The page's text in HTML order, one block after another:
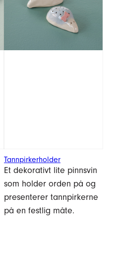
Tannpirkerholder
Et dekorativt lite pinnsvin
som holder orden på og
presenterer tannpirkerne
på en festlig måte.